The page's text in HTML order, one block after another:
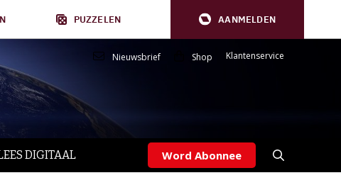
PUZZELEN AANMELDEN
Nieuwsbrief Shop Klantenservice
DIGITAAL Word Abonnee